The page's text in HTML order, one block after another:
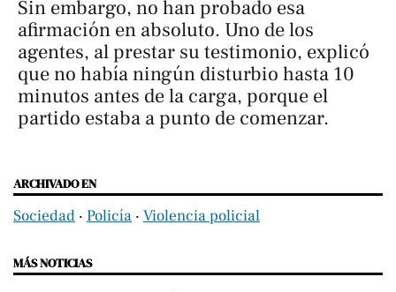
Sin embargo, no han probado esa
afirmación en absoluto. Uno de los
agentes, al prestar su testimonio, explicó
que no había ningún disturbio hasta 10
minutos antes de la carga, porque el
partido estaba a punto de comenzar.
ARCHIVADO EN
Sociedad ‧ Policía ‧ Violencia policial
MÁS NOTICIAS